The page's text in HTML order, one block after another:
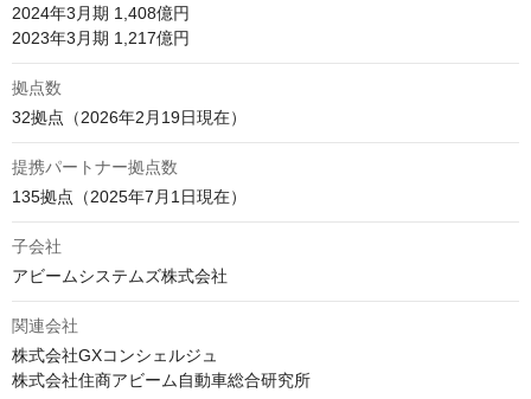
2024年3月期 1,408億円
2023年3月期 1,217億円
拠点数
32拠点（2026年2月19日現在）
提携パートナー拠点数
135拠点（2025年7月1日現在）
子会社
アビームシステムズ株式会社
関連会社
株式会社GXコンシェルジュ
株式会社住商アビーム自動車総合研究所